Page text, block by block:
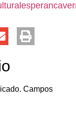
Campos